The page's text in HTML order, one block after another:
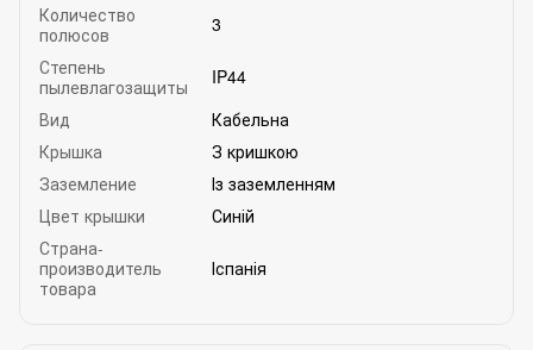
Количество
полюсов
3
Степень
пылевлагозащиты
IP44
Вид
Кабельна
Крышка
З кришкою
Заземление
Із заземленням
Цвет крышки
Синій
Страна-
производитель
товара
Іспанія